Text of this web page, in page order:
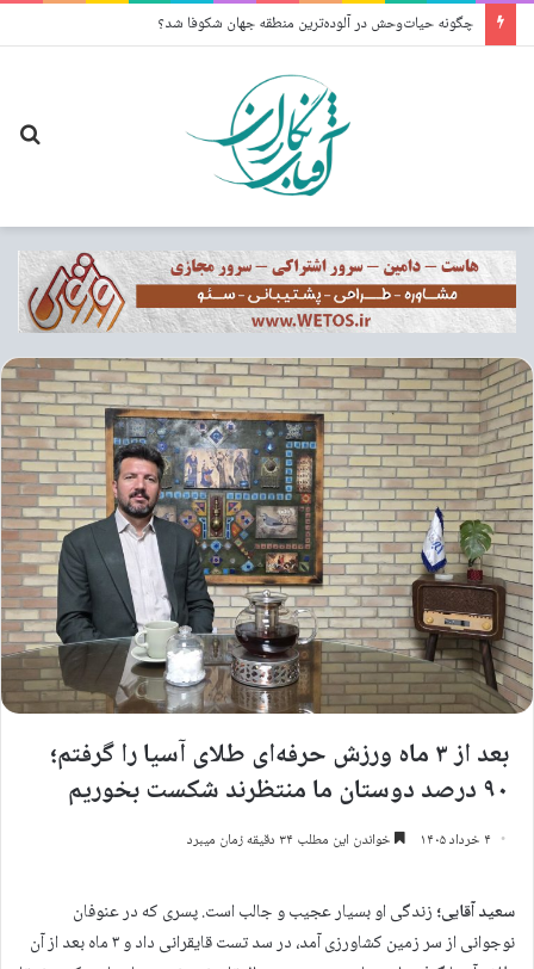
چگونه حیات‌وحش در آلوده‌ترین منطقه جهان شکوفا شد؟
بعد از ۳ ماه ورزش حرفه‌ای طلای آسیا را گرفتم؛
۹۰ درصد دوستان ما منتظرند شکست بخوریم
۴ خرداد ۱۴۰۵ خواندن این مطلب ۳۴ دقیقه زمان میبرد
سعید آقایی؛زندگی او بسیار عجیب و جالب است. پسری که در عنوفان
نوجوانی از سر زمین کشاورزی آمد، در سد تست قایقرانی داد و ۳ ماه بعد از آن